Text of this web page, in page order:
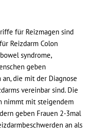
für Reizmagen sind
Reizdarm Colon
syndrome,
geben
die mit der Diagnose
vereinbar sind. Die
nimmt mit steigendem
geben Frauen 2-3mal
an als